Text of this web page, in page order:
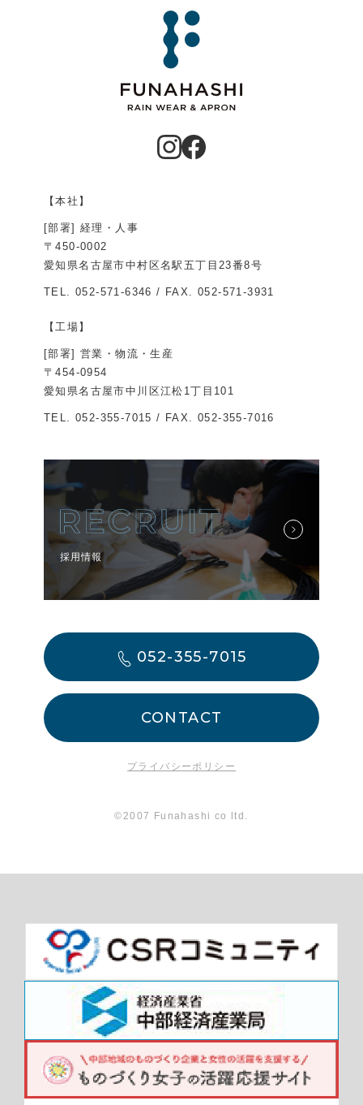
【本社】
[部署] 経理・人事
〒450-0002
愛知県名古屋市中村区名駅五丁目23番8号
TEL. 052-571-6346 / FAX. 052-571-3931
【工場】
[部署] 営業・物流・生産
〒454-0954
愛知県名古屋市中川区江松1丁目101
TEL. 052-355-7015 / FAX. 052-355-7016
採用情報
052-355-7015
CONTACT
プライバシーポリシー
©2007 Funahashi co ltd.